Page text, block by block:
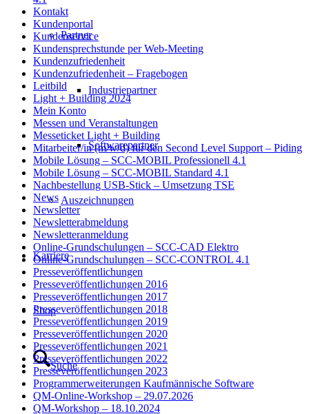
Partner
Industriepartner
Softwarepartner
Auszeichnungen
Karriere
Shop
Suche
Kontakt
Kundenportal
Kundenservice
Kundensprechstunde per Web-Meeting
Kundenzufriedenheit
Kundenzufriedenheit – Fragebogen
Leitbild
Light + Building 2024
Mein Konto
Messen und Veranstaltungen
Messeticket Light + Building
Mitarbeiter/in (m/w/d) für den Second Level Support – Piding
Mobile Lösung – SCC-MOBIL Professionell 4.1
Mobile Lösung – SCC-MOBIL Standard 4.1
Nachbestellung USB-Stick – Umsetzung TSE
News
Newsletter
Newsletterabmeldung
Newsletteranmeldung
Online-Grundschulungen – SCC-CAD Elektro
Online-Grundschulungen – SCC-CONTROL 4.1
Presseveröffentlichungen
Presseveröffentlichungen 2016
Presseveröffentlichungen 2017
Presseveröffentlichungen 2018
Presseveröffentlichungen 2019
Presseveröffentlichungen 2020
Presseveröffentlichungen 2021
Presseveröffentlichungen 2022
Presseveröffentlichungen 2023
Programmerweiterungen Kaufmännische Software
QM-Online-Workshop – 29.07.2026
QM-Workshop – 18.10.2024